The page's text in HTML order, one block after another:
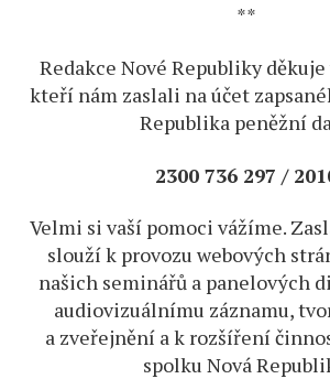
**
Redakce Nové Republiky
kteří nám zaslali na účet
Republika peněžní
2300 736 297 /
Velmi si vaší pomoci vážíme.
slouží k provozu webových
našich seminářů a panelových
audiovizuálnímu záznamu,
a zveřejnění a k rozšíření
spolku Nová